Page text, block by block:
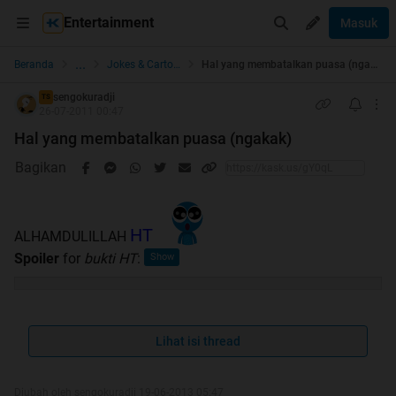
Entertainment Masuk
Beranda ... Jokes & Cartoon
TS sengokuradji
Hal yang membatalkan puasa (ngakak)
Bagikan
ALHAMDULILLAH HT
Spoiler for bukti HT:
mumpung mau Ramadhan ane mau ngasih dikit
pengetahuan tntang hal yg batalin puasa nih . . . .
Lihat isi thread